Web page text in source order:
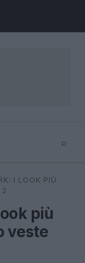
⌕
⌕
I LOOK PIÙ
2
più
veste